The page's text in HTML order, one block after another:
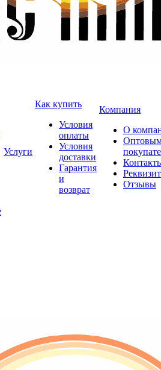
Услуги
Как купить
Условия
оплаты
Условия
доставки
Гарантия
и
возврат
Компания
О
Отзывы